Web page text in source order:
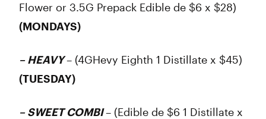
Flower or 3.5G Prepack Edible de $6 x $28)
(MONDAYS)
– HEAVY– (4GHevy Eighth 1 Distillate x $45)
(TUESDAY)
– SWEET COMBI– (Edible de $6 1 Distillate x